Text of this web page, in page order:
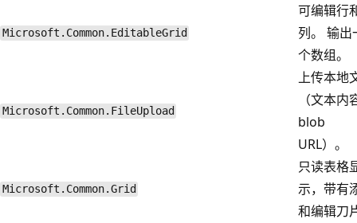
Microsoft.Common.EditableGrid
可编辑行
列。 输出
个数组。
Microsoft.Common.FileUpload
上传本地
（文本内
blob
URL）。
Microsoft.Common.Grid
只读表格
示，带有
和编辑刀